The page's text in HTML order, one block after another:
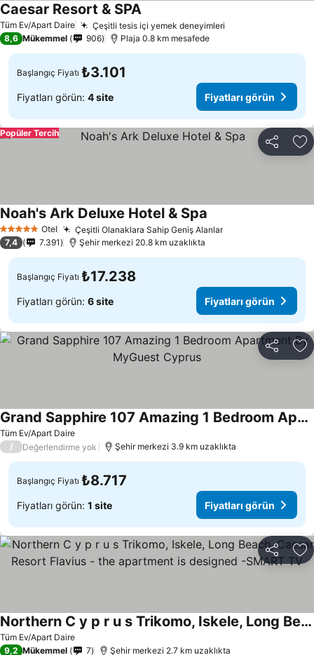
Tüm Ev/Apart Daire Çeşitli tesis içi yemek deneyimleri
Caesar Resort & SPA
8,6 Mükemmel 906 Plaja 0.8 km mesafede
Başlangıç Fiyatı ₺3.101
Fiyatları görün: 4 site Fiyatları görün
Paylaş
Popüler Tercih
5 Yıldız Otel Çeşitli Olanaklara Sahip Geniş Alanlar
Noah's Ark Deluxe Hotel & Spa
7,4 7.391 Şehir merkezi 20.8 km uzaklıkta
Başlangıç Fiyatı ₺17.238
Fiyatları görün: 6 site Fiyatları görün
Paylaş
Tüm Ev/Apart Daire
Grand Sapphire 107 Amazing 1 Bedroom Apartment By MyGuest Cyprus
/ Değerlendirme yok Şehir merkezi 3.9 km uzaklıkta
Başlangıç Fiyatı ₺8.717
Fiyatları görün: 1 site Fiyatları görün
Paylaş
Tüm Ev/Apart Daire
Northern C y p r u s Trikomo, Iskele, Long Beach, Caesar Resort Flavius - the apartment is designed -SMART TV
9,2 Mükemmel 7 Şehir merkezi 2.7 km uzaklıkta